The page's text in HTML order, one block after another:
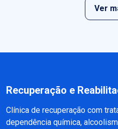
Ver
Recuperação e
Clínica de recuperação com
dependência química,